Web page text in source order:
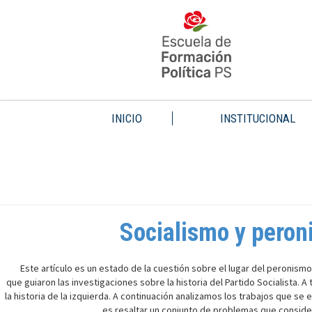
INICIO INSTITUCIONAL
Socialismo y
Este artículo es un estado de la cuestión sobre el lugar del
que guiaron las investigaciones sobre la historia del Partido Socialista.
la historia de la izquierda. A continuación analizamos los trabajos que